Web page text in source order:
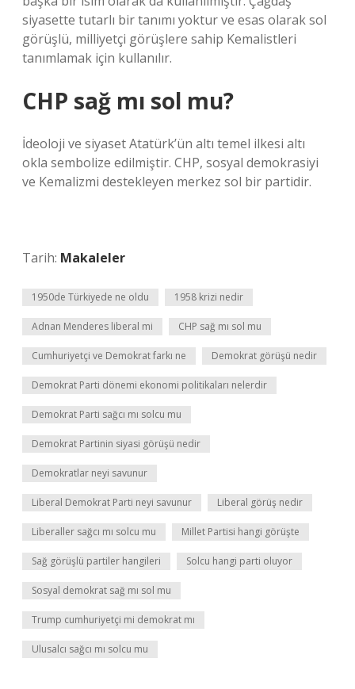
siyasette tutarlı bir tanımı yoktur ve esas olarak sol
görüşlü, milliyetçi görüşlere sahip Kemalistleri
tanımlamak için kullanılır.
CHP sağ mı sol mu?
İdeoloji ve siyaset Atatürk’ün altı temel ilkesi altı
okla sembolize edilmiştir. CHP, sosyal demokrasiyi
ve Kemalizmi destekleyen merkez sol bir partidir.
Tarih: Makaleler
1950de Türkiyede ne oldu 1958 krizi nedir
Adnan Menderes liberal mi CHP sağ mı sol mu
Cumhuriyetçi ve Demokrat farkı ne Demokrat görüşü nedir
Demokrat Parti dönemi ekonomi politikaları nelerdir
Demokrat Parti sağcı mı solcu mu
Demokrat Partinin siyasi görüşü nedir
Demokratlar neyi savunur
Liberal Demokrat Parti neyi savunur Liberal görüş nedir
Liberaller sağcı mı solcu mu Millet Partisi hangi görüşte
Sağ görüşlü partiler hangileri Solcu hangi parti oluyor
Sosyal demokrat sağ mı sol mu
Trump cumhuriyetçi mi demokrat mı
Ulusalcı sağcı mı solcu mu